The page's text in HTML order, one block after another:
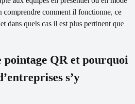
comprendre comment il fonctionne, ce
dans quels cas il est plus pertinent que
pointage QR et pourquoi
s’y